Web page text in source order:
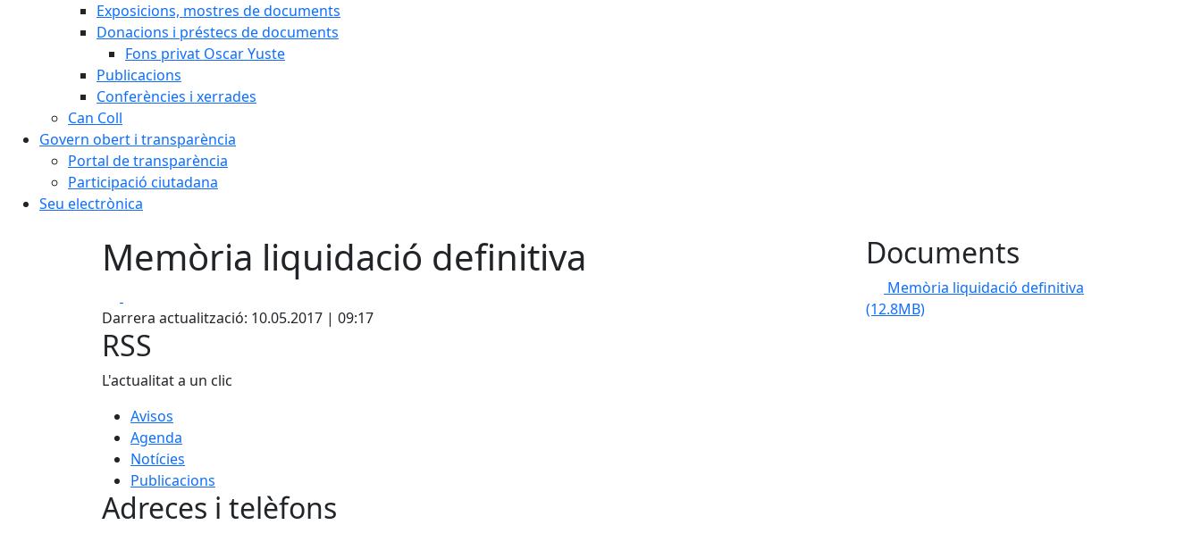
Exposicions, mostres de documents
Donacions i préstecs de documents
Fons privat Oscar Yuste
Publicacions
Conferències i xerrades
Can Coll
Govern obert i transparència
Portal de transparència
Participació ciutadana
Seu electrònica
Memòria liquidació definitiva
Darrera actualització: 10.05.2017 | 09:17
Documents
Memòria liquidació definitiva
(12.8MB)
RSS
L'actualitat a un clic
Avisos
Agenda
Notícies
Publicacions
Adreces i telèfons